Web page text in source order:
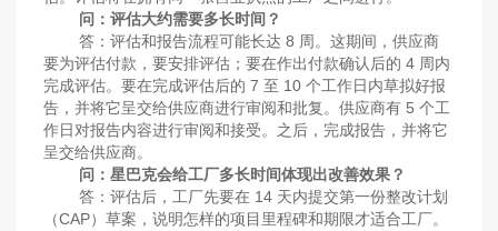
问：评估大约需要多长时间？
答：评估和报告流程可能长达 8 周。这期间，供应商
要为评估付款，要安排评估；要在作出付款确认后的 4 周内
完成评估。要在完成评估后的 7 至 10 个工作日内草拟好报
告，并将它呈交给供应商进行审阅和批复。供应商有 5 个工
作日对报告内容进行审阅和接受。之后，完成报告，并将它
呈交给供应商。
问：星巴克会给工厂多长时间体现出改善效果？
答：评估后，工厂先要在 14 天内提交第一份整改计划
（CAP）草案，说明怎样的项目里程碑和期限才适合工厂。